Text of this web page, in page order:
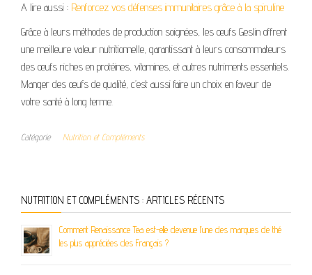
A lire aussi : Renforcez vos défenses immunitaires grâce à la spiruline
Grâce à leurs méthodes de production soignées, les œufs Geslin offrent
une meilleure valeur nutritionnelle, garantissant à leurs consommateurs
des œufs riches en protéines, vitamines, et autres nutriments essentiels.
Manger des œufs de qualité, c’est aussi faire un choix en faveur de
votre santé à long terme.
Catégorie Nutrition et Compléments
NUTRITION ET COMPLÉMENTS : ARTICLES RÉCENTS
Comment Renaissance Tea est-elle devenue l’une des marques de thé
les plus appréciées des Français ?